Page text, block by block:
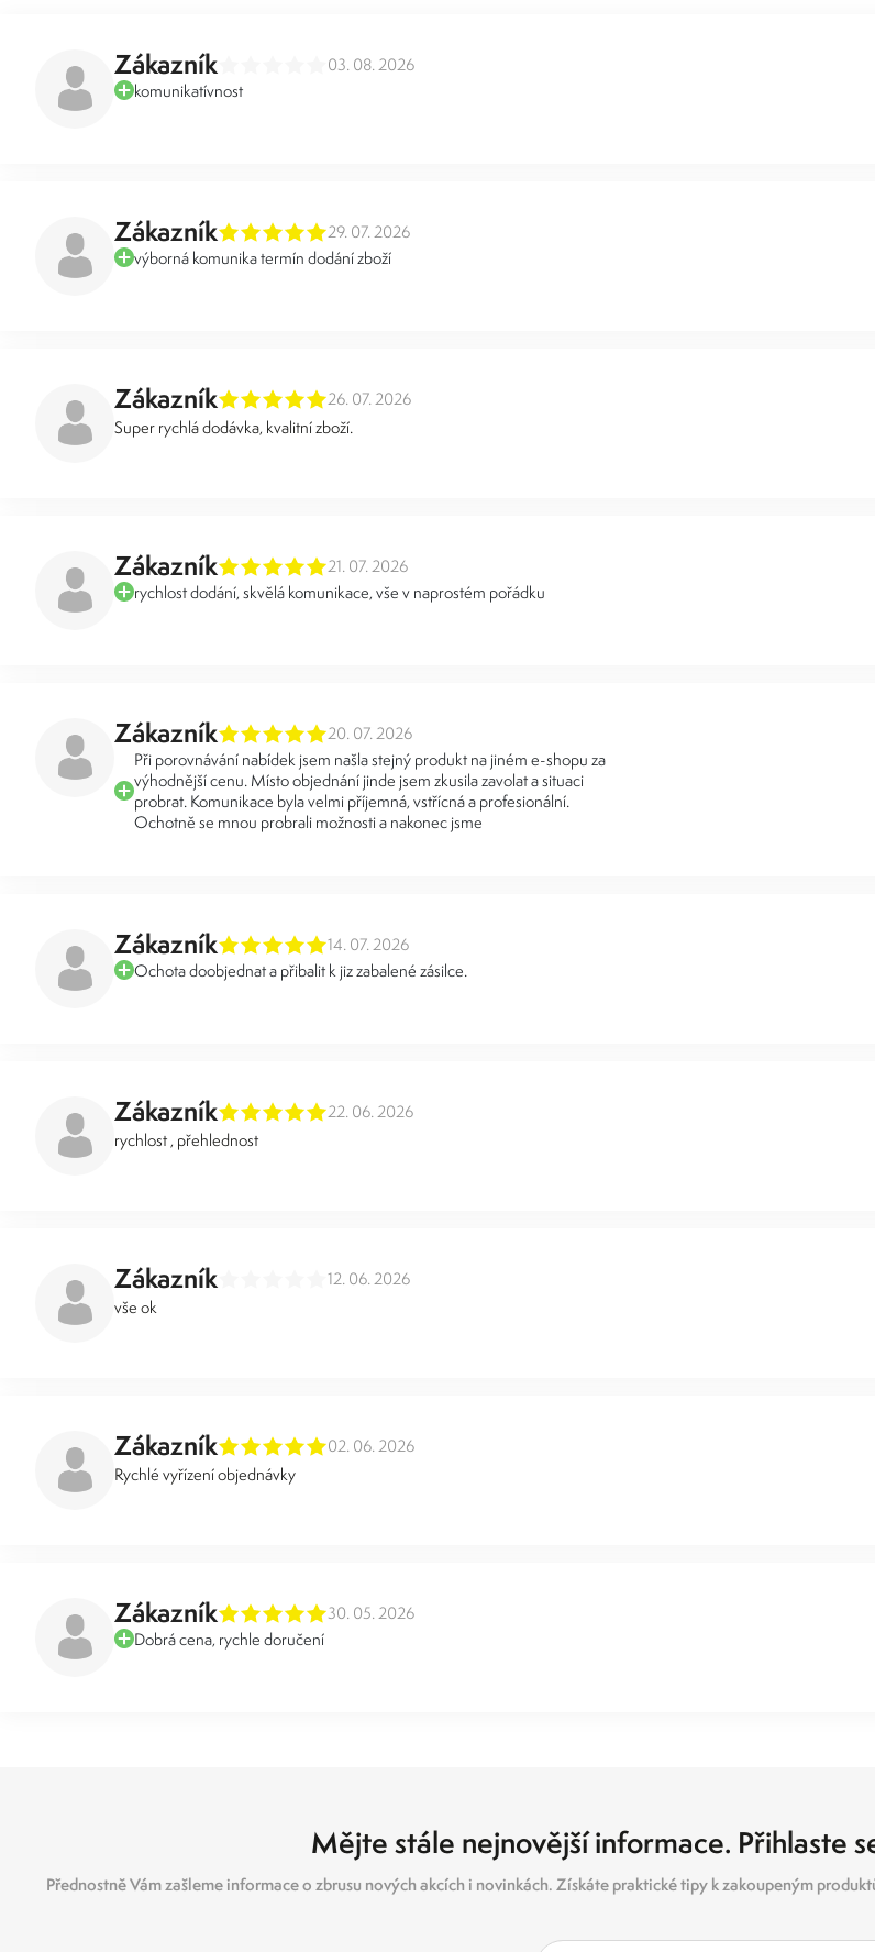
Zákazník 03. 08. 2026
komunikatívnost
Zákazník 29. 07. 2026
výborná komunika termín dodání zboží
Zákazník 26. 07. 2026
Super rychlá dodávka, kvalitní zboží.
Zákazník 21. 07. 2026
rychlost dodání, skvělá komunikace, vše v naprostém pořádku
Zákazník 20. 07. 2026
Při porovnávání nabídek jsem našla stejný produkt na jiném e-shopu za
výhodnější cenu. Místo objednání jinde jsem zkusila zavolat a situaci
probrat. Komunikace byla velmi příjemná, vstřícná a profesionální.
Ochotně se mnou probrali možnosti a nakonec jsme
Zákazník 14. 07. 2026
Ochota doobjednat a přibalit k jiz zabalené zásilce.
Zákazník 22. 06. 2026
rychlost , přehlednost
Zákazník 12. 06. 2026
vše ok
Zákazník 02. 06. 2026
Rychlé vyřízení objednávky
Zákazník 30. 05. 2026
Dobrá cena, rychle doručení
Mějte stále nejnovější informace. Přihlaste
Přednostně Vám zašleme informace o zbrusu nových akcích i novinkách. Získáte praktické tipy k zakoupeným